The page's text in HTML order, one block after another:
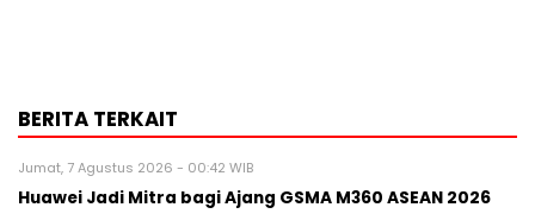
BERITA TERKAIT
Jumat, 7 Agustus 2026 - 00:42 WIB
Huawei Jadi Mitra bagi Ajang GSMA M360 ASEAN 2026